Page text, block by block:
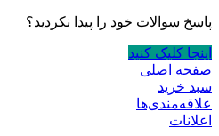
پاسخ سوالات خود را پیدا نکردید؟
اینجا کلیک کنید
صفحه اصلی
سبد خرید
علاقه‌مندی‌ها
اعلانات